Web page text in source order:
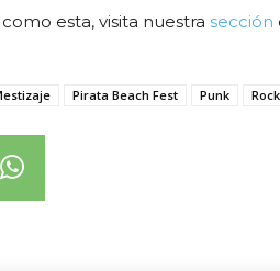
esta, visita nuestra sección
Pirata Beach Fest Punk Rock